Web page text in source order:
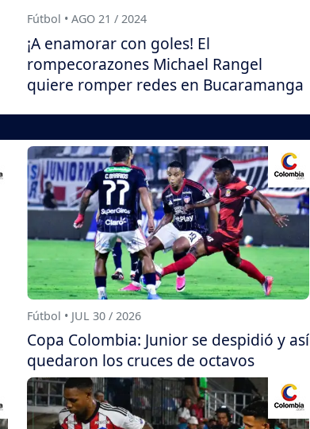
Fútbol • AGO 21 / 2024
¡A enamorar con goles! El
rompecorazones Michael Rangel
quiere romper redes en Bucaramanga
Fútbol • JUL 30 / 2026
Copa Colombia: Junior se despidió y así
quedaron los cruces de octavos